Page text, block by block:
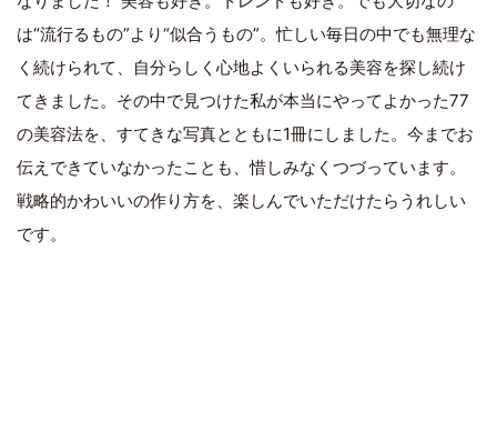
は“流行るもの”より“似合うもの”。忙しい毎日の中でも無理な
く続けられて、自分らしく心地よくいられる美容を探し続け
てきました。その中で見つけた私が本当にやってよかった77
の美容法を、すてきな写真とともに1冊にしました。今までお
伝えできていなかったことも、惜しみなくつづっています。
戦略的かわいいの作り方を、楽しんでいただけたらうれしい
です。